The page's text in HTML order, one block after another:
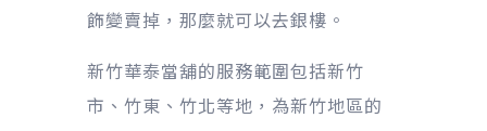
飾變賣掉，那麼就可以去銀樓。
新竹華泰當舖的服務範圍包括新竹
市、竹東、竹北等地，為新竹地區的